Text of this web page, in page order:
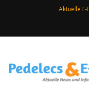
Aktuelle